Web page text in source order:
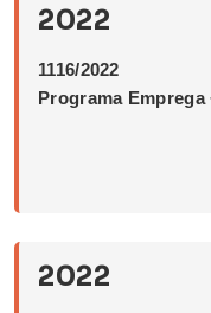
2022
1116/2022
Programa
2022